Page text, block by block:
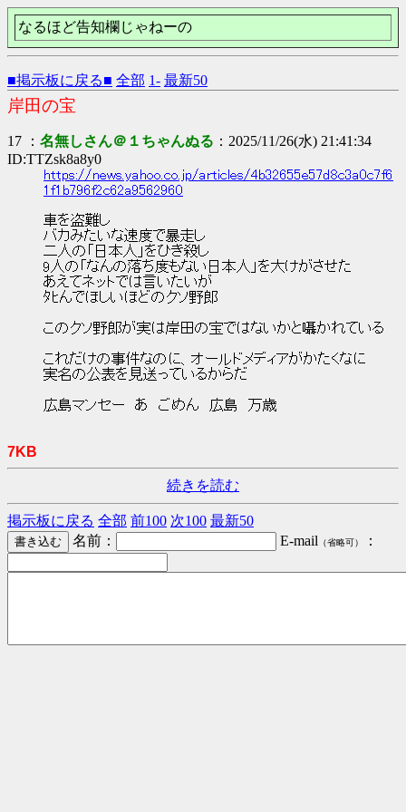
なるほど告知欄じゃねーの
■掲示板に戻る■ 全部 1- 最新50
岸田の宝
17 ： 名無しさん＠１ちゃんぬる ：2025/11/26(水) 21:41:34
ID:TTZsk8a8y0
https://news.yahoo.co.jp/articles/4b32655e57d8c3a0c7f6
1f1b796f2c62a9562960
車を盗難し
バカみたいな速度で暴走し
二人の「日本人」をひき殺し
9人の「なんの落ち度もない日本人」を大けがさせた
あえてネットでは言いたいが
ﾀﾋんでほしいほどのクソ野郎
このクソ野郎が実は岸田の宝ではないかと囁かれている
これだけの事件なのに、オールドメディアがかたくなに
実名の公表を見送っているからだ
広島マンセー あ ごめん 広島 万歳
7KB
続きを読む
掲示板に戻る 全部 前100 次100 最新50
名前：
E-mail （省略可） ：